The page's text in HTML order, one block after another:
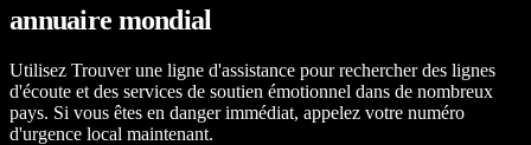
annuaire mondial
Utilisez Trouver une ligne d'assistance pour rechercher des lignes
d'écoute et des services de soutien émotionnel dans de nombreux
pays. Si vous êtes en danger immédiat, appelez votre numéro
d'urgence local maintenant.